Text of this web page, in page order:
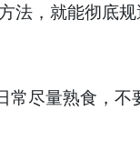
就能彻底规
量熟食，不